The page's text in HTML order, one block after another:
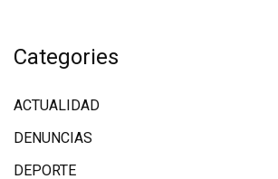
Categories
ACTUALIDAD
DENUNCIAS
DEPORTE